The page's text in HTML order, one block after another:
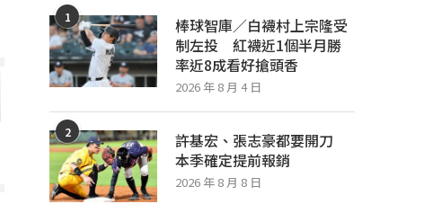
1
棒球智庫／白襪村上宗隆受
制左投 紅襪近1個半月勝
率近8成看好搶頭香
2026 年 8 月 4 日
2
許基宏、張志豪都要開刀
本季確定提前報銷
2026 年 8 月 8 日